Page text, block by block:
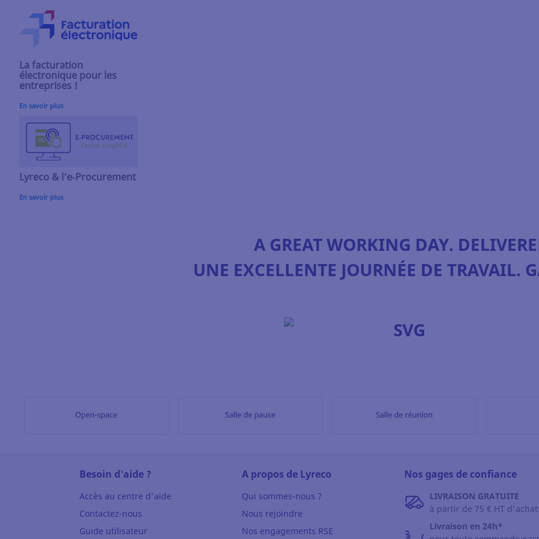
La facturation
électronique pour les
entreprises !
En savoir plus
Lyreco & l’e‑Procurement
En savoir plus
A GREAT WORKING DAY.
UNE EXCELLENTE JOURNÉE DE TRAVAIL.
Besoin d'aide ?
Accès au centre d'aide
Contactez-nous
Guide utilisateur
A propos de Lyreco
Qui sommes-nous ?
Nous rejoindre
Nos engagements RSE
Nos gages de confiance
LIVRAISON GRATUITE
à partir de 75 € HT
Livraison en 24h*